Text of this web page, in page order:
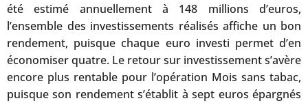
été estimé annuellement à 148 millions d’euros,
l’ensemble des investissements réalisés affiche un bon
rendement, puisque chaque euro investi permet d’en
économiser quatre. Le retour sur investissement s’avère
encore plus rentable pour l’opération Mois sans tabac,
puisque son rendement s’établit à sept euros épargnés